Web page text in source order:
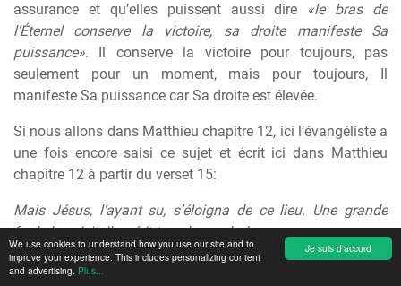
Je suis d'accord
We use cookies to understand how you use our site and to
improve your experience. This includes personalizing content
and advertising. Plus...
assurance et qu’elles puissent aussi dire «le bras de
l’Éternel conserve la victoire, sa droite manifeste Sa
puissance». Il conserve la victoire pour toujours, pas
seulement pour un moment, mais pour toujours, Il
manifeste Sa puissance car Sa droite est élevée.
Si nous allons dans Matthieu chapitre 12, ici l’évangéliste a
une fois encore saisi ce sujet et écrit ici dans Matthieu
chapitre 12 à partir du verset 15:
Mais Jésus, l’ayant su, s’éloigna de ce lieu. Une grande
foule le suivit. Il guérit tous les malades.
Oh bien-aimés frères et sœurs,
Il guérit tous les malades.